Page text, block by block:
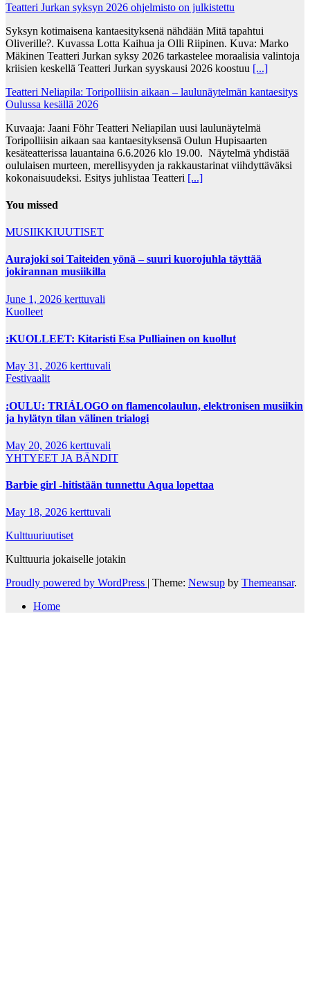
Teatteri Jurkan syksyn 2026 ohjelmisto on julkistettu
Syksyn kotimaisena kantaesityksenä nähdään Mitä tapahtui
Oliverille?. Kuvassa Lotta Kaihua ja Olli Riipinen. Kuva: Marko
Mäkinen Teatteri Jurkan syksy 2026 tarkastelee moraalisia valintoja
kriisien keskellä Teatteri Jurkan syyskausi 2026 koostuu [...]
Teatteri Neliapila: Toripolliisin aikaan – laulunäytelmän kantaesitys
Oulussa kesällä 2026
Kuvaaja: Jaani Föhr Teatteri Neliapilan uusi laulunäytelmä
Toripolliisin aikaan saa kantaesityksensä Oulun Hupisaarten
kesäteatterissa lauantaina 6.6.2026 klo 19.00. Näytelmä yhdistää
oululaisen murteen, merellisyyden ja rakkaustarinat viihdyttäväksi
kokonaisuudeksi. Esitys juhlistaa Teatteri [...]
You missed
MUSIIKKIUUTISET
Aurajoki soi Taiteiden yönä – suuri kuorojuhla täyttää
jokirannan musiikilla
June 1, 2026 kerttuvali
Kuolleet
:KUOLLEET: Kitaristi Esa Pulliainen on kuollut
May 31, 2026 kerttuvali
Festivaalit
:OULU: TRIÁLOGO on flamencolaulun, elektronisen musiikin
ja hylätyn tilan välinen trialogi
May 20, 2026 kerttuvali
YHTYEET JA BÄNDIT
Barbie girl -hitistään tunnettu Aqua lopettaa
May 18, 2026 kerttuvali
Kulttuuriuutiset
Kulttuuria jokaiselle jotakin
Proudly powered by WordPress | Theme: Newsup by Themeansar.
Home